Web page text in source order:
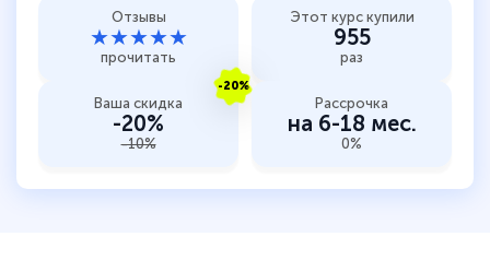
Отзывы
★★★★★
прочитать
Этот курс купили
955
раз
-20%
Ваша скидка
-20%
-10%
Рассрочка
на 6-18 мес.
0%